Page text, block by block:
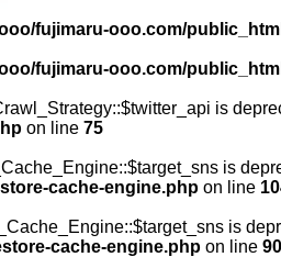
fujimaru-ooo.com/
fujimaru-ooo.com/
is
on line 75
is
cache-engine.php on line
is
cache-engine.php on line 90